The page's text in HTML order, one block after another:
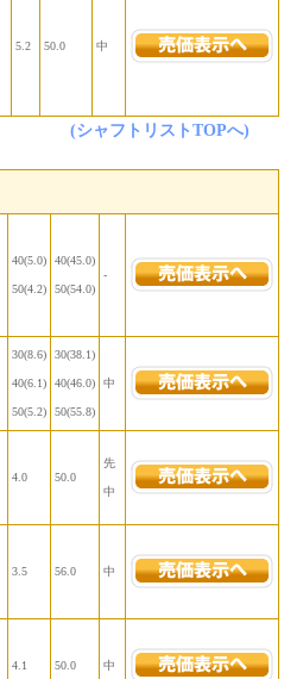
5.2 50.0 中
(シャフトリストTOPへ)
40(5.0)
50(4.2)
40(45.0)
50(54.0)
-
30(8.6)
40(6.1)
50(5.2)
30(38.1)
40(46.0)
50(55.8)
中
4.0 50.0
先
中
3.5 56.0 中
4.1 50.0 中